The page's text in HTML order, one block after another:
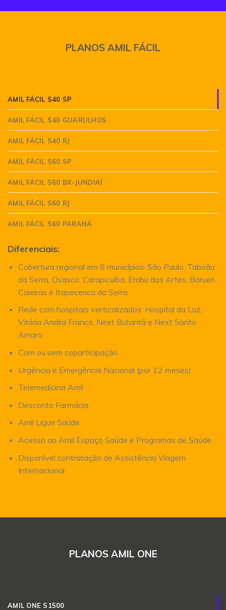
PLANOS AMIL FÁCIL
AMIL FÁCIL S40 SP
AMIL FÁCIL S40 GUARULHOS
AMIL FÁCIL S40 RJ
AMIL FÁCIL S60 SP
AMIL FÁCIL S60 BX-JUNDIAÍ
AMIL FÁCIL S60 RJ
AMIL FÁCIL S60 PARANÁ
Diferenciais:
Cobertura regional em 8 municípios: São Paulo, Taboão
da Serra, Osasco, Carapicuíba, Embu das Artes, Barueri,
Caieiras e Itapecerica da Serra.
Rede com hospitais verticalizados: Hospital da Luz,
Vitória Anália Franco, Next Butantã e Next Santo
Amaro.
Com ou sem coparticipação
Urgência e Emergência Nacional (por 12 meses)
Telemedicina Amil
Desconto Farmácia
Amil Ligue Saúde
Acesso ao Amil Espaço Saúde e Programas de Saúde
Disponível contratação de Assistência Viagem
Internacional
PLANOS AMIL ONE
AMIL ONE S1500